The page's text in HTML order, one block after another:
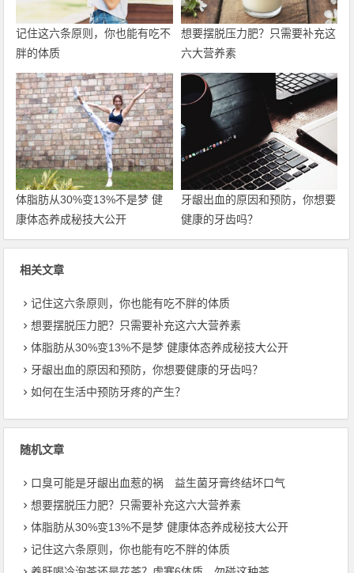
记住这六条原则，你也能有吃不
胖的体质
想要摆脱压力肥？只需要补充这
六大营养素
体脂肪从30%变13%不是梦 健
康体态养成秘技大公开
牙龈出血的原因和预防，你想要
健康的牙齿吗？
相关文章
记住这六条原则，你也能有吃不胖的体质
想要摆脱压力肥？只需要补充这六大营养素
体脂肪从30%变13%不是梦 健康体态养成秘技大公开
牙龈出血的原因和预防，你想要健康的牙齿吗？
如何在生活中预防牙疼的产生？
随机文章
口臭可能是牙龈出血惹的祸 益生菌牙膏终结坏口气
想要摆脱压力肥？只需要补充这六大营养素
体脂肪从30%变13%不是梦 健康体态养成秘技大公开
记住这六条原则，你也能有吃不胖的体质